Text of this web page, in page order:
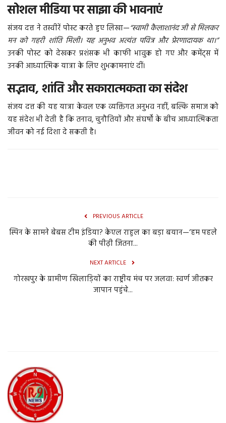
बिहार
संस्कृति, धर्म और आस्था
राशिफल
सोशल मीडिया पर साझा की भावनाएं
संजय दत्त ने तस्वीरें पोस्ट करते हुए लिखा—“स्वामी कैलाशानंद जी से मिलकर
मन को गहरी शांति मिली। यह अनुभव अत्यंत पवित्र और प्रेरणादायक था।”
उनकी पोस्ट को देखकर प्रशंसक भी काफी भावुक हो गए और कमेंट्स में
उनकी आध्यात्मिक यात्रा के लिए शुभकामनाएं दीं।
सद्भाव, शांति और सकारात्मकता का संदेश
संजय दत्त की यह यात्रा केवल एक व्यक्तिगत अनुभव नहीं, बल्कि समाज को
यह संदेश भी देती है कि तनाव, चुनौतियों और संघर्षों के बीच आध्यात्मिकता
जीवन को नई दिशा दे सकती है।
PREVIOUS ARTICLE
स्पिन के सामने बेबस टीम इंडिया? केएल राहुल का बड़ा बयान—‘हम पहले
की पीढ़ी जितना...
NEXT ARTICLE
गोरखपुर के ग्रामीण खिलाड़ियों का राष्ट्रीय मंच पर जलवा: स्वर्ण जीतकर
जापान पहुंचे...